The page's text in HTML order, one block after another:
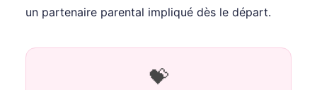
un partenaire parental impliqué dès le départ.
💝